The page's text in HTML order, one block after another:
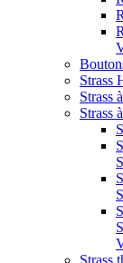
Strass
Strass
Strass
Strass